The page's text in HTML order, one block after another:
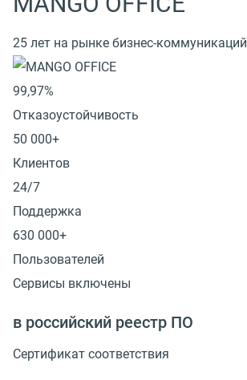
25 лет на рынке бизнес-коммуникаций
99,97%
Отказоустойчивость
50 000+
Клиентов
24/7
Поддержка
630 000+
Пользователей
Сервисы включены
в российский реестр ПО
Сертификат соответствия